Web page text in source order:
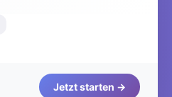
Jetzt starten →